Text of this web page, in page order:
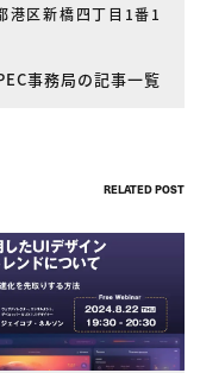
港区新橋四丁目1番1
事務局の記事一覧
RELATED POST